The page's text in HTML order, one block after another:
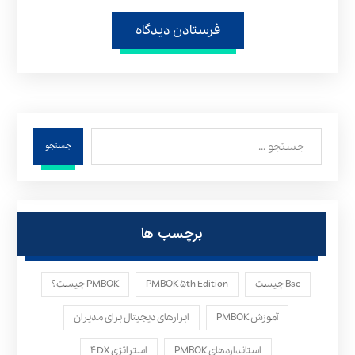
فرستادن دیدگاه
جستجو
برچسب ها
Bsc چیست PMBOK ۵th Edition PMBOK چیست؟
آموزش PMBOK ابزارهای دیجیتال برای مدیران
استانداردهای PMBOK استراتژی ۴DX